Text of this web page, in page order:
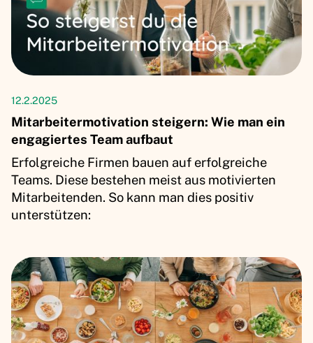
12.2.2025
Mitarbeitermotivation steigern: Wie man ein
engagiertes Team aufbaut
Erfolgreiche Firmen bauen auf erfolgreiche
Teams. Diese bestehen meist aus motivierten
Mitarbeitenden. So kann man dies positiv
unterstützen: